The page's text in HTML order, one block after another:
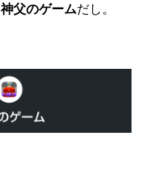
神父のゲームだし。